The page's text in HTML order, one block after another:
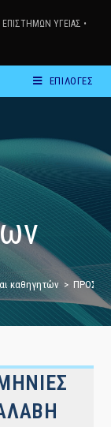
ΥΓΕΙΑΣ •
ΕΠΙΛΟΓΕΣ
καθηγητών >